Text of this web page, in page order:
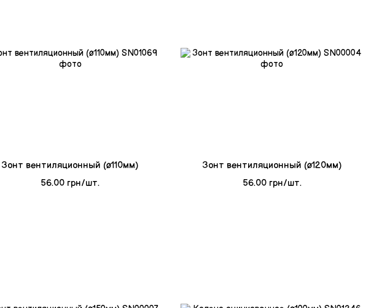
Зонт вентиляционный (ø110мм)
56.00 грн/шт.
Зонт вентиляционный (ø120мм)
56.00 грн/шт.